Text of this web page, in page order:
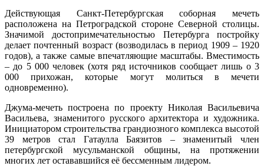
Действующая Санкт-Петербургская соборная мечеть
расположена на Петроградской стороне Северной столицы.
Значимой достопримечательностью Петербурга постройку
делает почтенный возраст (возводилась в период 1909 – 1920
годов), а также самые впечатляющие масштабы. Вместимость
– до 5 000 человек (хотя ряд источников сообщает лишь о 3
000 прихожан, которые могут молиться в мечети
одновременно).
Джума-мечеть построена по проекту Николая Васильевича
Васильева, знаменитого русского архитектора и художника.
Инициатором строительства грандиозного комплекса высотой
39 метров стал Гатаулла Баязитов – знаменитый член
петербургской мусульманской общины, на протяжении
многих лет остававшийся её бессменным лидером.